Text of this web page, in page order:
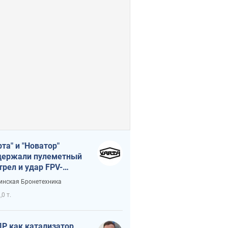
и "Новатор"
пулеметный
и удар FPV-
сохранив жизнь
Бронетехника
т.